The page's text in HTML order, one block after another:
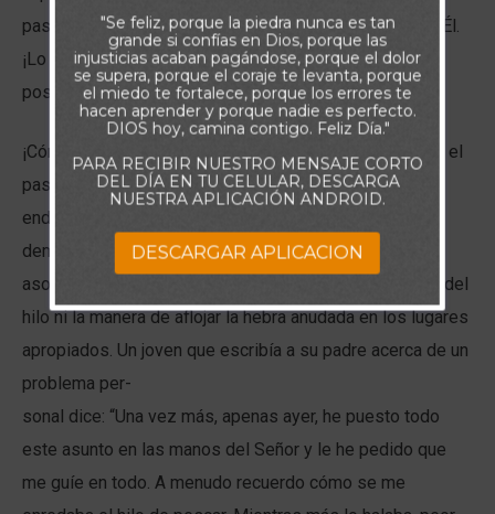
pase de sus manos a las de Él; entréguele el asunto a Él.
¡Lo que es imposible para usted es perfectamente
posible con Él, que es Todopoderoso!
¡Cómo se enredan algunos de nuestros problemas con el
pasar de los días sin que aparezca ninguna forma de
enderezar el asunto! Quizás los hemos conservado
demasiado en nuestras manos. Entonces no es de
asombrarse que no encontremos el principio ni el final del
hilo ni la manera de aflojar la hebra anudada en los lugares
apropiados. Un joven que escribía a su padre acerca de un
problema per-
sonal dice: “Una vez más, apenas ayer, he puesto todo
este asunto en las manos del Señor y le he pedido que
me guíe en todo. A menudo recuerdo cómo se me
"Se feliz, porque la piedra nunca es tan
grande si confías en Dios, porque las
injusticias acaban pagándose, porque el dolor
se supera, porque el coraje te levanta, porque
el miedo te fortalece, porque los errores te
hacen aprender y porque nadie es perfecto.
DIOS hoy, camina contigo. Feliz Día."
PARA RECIBIR NUESTRO MENSAJE CORTO
DEL DÍA EN TU CELULAR, DESCARGA
NUESTRA APLICACIÓN ANDROID.
DESCARGAR APLICACION